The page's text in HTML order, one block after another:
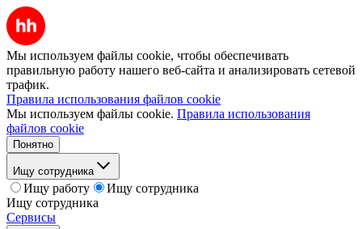
Мы используем файлы cookie, чтобы обеспечивать
правильную работу нашего веб-сайта и анализировать сетевой
трафик.
Правила использования файлов cookie
Мы используем файлы cookie. Правила использования
файлов cookie
Понятно
Ищу сотрудника
Ищу работу
Ищу сотрудника
Ищу сотрудника
Сервисы